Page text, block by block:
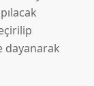
dayanarak